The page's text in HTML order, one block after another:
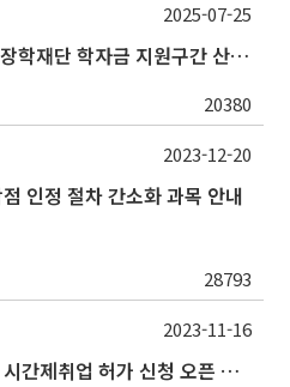
[장학금 신청자 필독] 한국장학재단 학자금 지원구간 산정 권고
20380
2025-07-25
인정 절차 간소화 과목 안내
28793
2023-12-20
학생정보시스템 내 유학생 시간제취업 허가 신청 오픈 안내
2023-11-16